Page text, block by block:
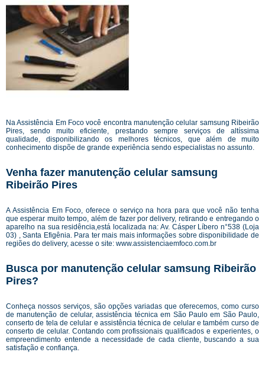
Na Assistência Em Foco você encontra manutenção celular samsung Ribeirão
Pires, sendo muito eficiente, prestando sempre serviços de altíssima
qualidade, disponibilizando os melhores técnicos, que além de muito
conhecimento dispõe de grande experiência sendo especialistas no assunto.
Venha fazer manutenção celular samsung
Ribeirão Pires
A Assistência Em Foco, oferece o serviço na hora para que você não tenha
que esperar muito tempo, além de fazer por delivery, retirando e entregando o
aparelho na sua residência,está localizada na: Av. Cásper Líbero n°538 (Loja
03) , Santa Efigênia. Para ter mais mais informações sobre disponibilidade de
regiões do delivery, acesse o site: www.assistenciaemfoco.com.br
Busca por manutenção celular samsung Ribeirão
Pires?
Conheça nossos serviços, são opções variadas que oferecemos, como curso
de manutenção de celular, assistência técnica em São Paulo em São Paulo,
conserto de tela de celular e assistência técnica de celular e também curso de
conserto de celular. Contando com profissionais qualificados e experientes, o
empreendimento entende a necessidade de cada cliente, buscando a sua
satisfação e confiança.